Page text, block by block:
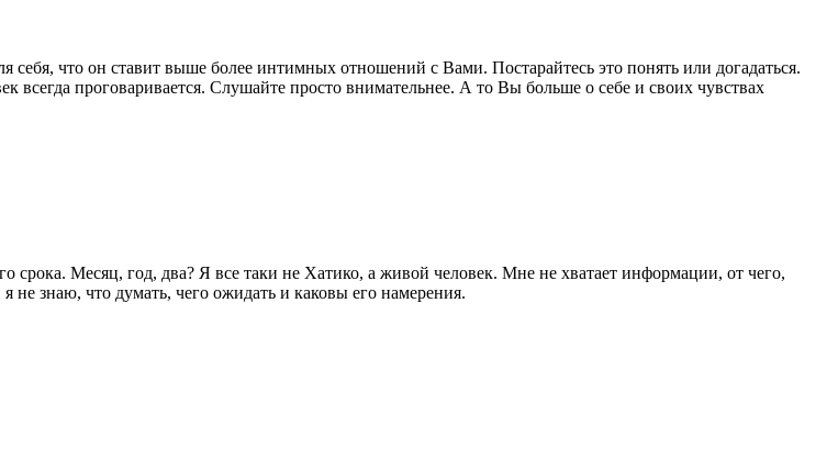
что он ставит выше более интимных отношений с Вами. Постарайтесь это понять или догадаться.
всегда проговаривается. Слушайте просто внимательнее. А то Вы больше о себе и своих чувствах
срока. Месяц, год, два? Я все таки не Хатико, а живой человек. Мне не хватает информации, от чего,
не знаю, что думать, чего ожидать и каковы его намерения.